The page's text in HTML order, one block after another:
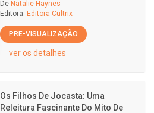
De Natalie Haynes
Editora: Editora Cultrix
PRE-VISUALIZAÇÃO
ver os detalhes
Os Filhos De Jocasta: Uma
Releitura Fascinante Do Mito De